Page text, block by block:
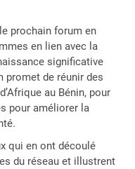
prochain forum en
en lien avec la
significative
promet de réunir des
au Bénin, pour
pour améliorer la
qui en ont découlé
du réseau et illustrent